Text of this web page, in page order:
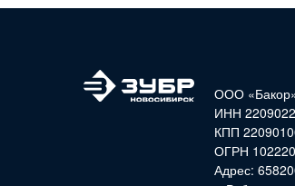
ООО
ИНН
КПП
ОГРН
Адрес: